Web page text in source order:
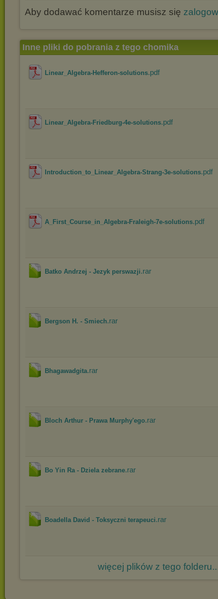
Aby dodawać komentarze musisz się
Inne pliki do pobrania z tego chomika
Linear_Algebra-Hefferon-solutions.pdf
Linear_Algebra-Friedburg-4e-solutions.pdf
Introduction_to_Linear_Algebra-Strang-3e-solutions.pdf
A_First_Course_in_Algebra-Fraleigh-7e-solutions.pdf
Batko Andrzej - Jezyk perswazji.rar
Bergson H. - Smiech.rar
Bhagawadgita.rar
Bloch Arthur - Prawa Murphy'ego.rar
Bo Yin Ra - Dziela zebrane.rar
Boadella David - Toksyczni terapeuci.rar
więcej plików z tego